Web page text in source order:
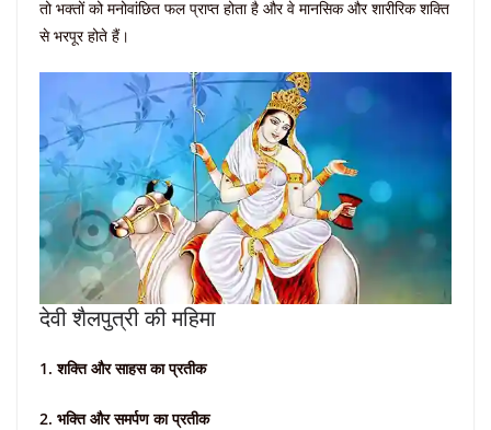
तो भक्तों को मनोवांछित फल प्राप्त होता है और वे मानसिक और शारीरिक शक्ति
से भरपूर होते हैं।
देवी शैलपुत्री की महिमा
1. शक्ति और साहस का प्रतीक
2. भक्ति और समर्पण का प्रतीक